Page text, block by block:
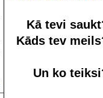
Kā tevi
Kāds tev
Un ko